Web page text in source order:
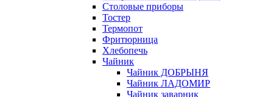
Столовые приборы
Тостер
Термопот
Фритюрница
Хлебопечь
Чайник
Чайник ДОБРЫНЯ
Чайник ЛАДОМИР
Чайник заварник